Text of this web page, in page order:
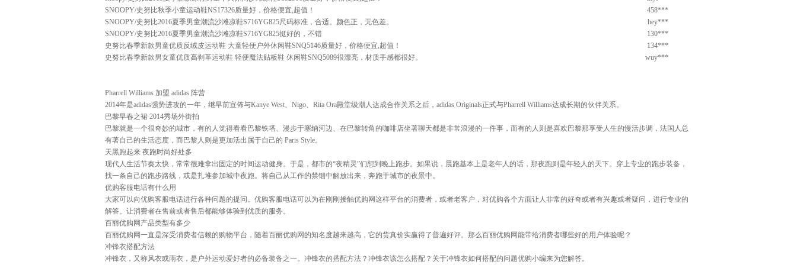
458***
SNOOPY/史努比秋季小童运动鞋NS17326质量好，价格便宜,超值！
hey***
SNOOPY/史努比2016夏季男童潮流沙滩凉鞋S716YG825尺码标准，合适。颜色正，无色差。
130***
SNOOPY/史努比2016夏季男童潮流沙滩凉鞋S716YG825挺好的，不错
134***
史努比春季新款男童优质反绒皮运动鞋 大童轻便户外休闲鞋SNQ5146质量好，价格便宜,超值！
wuy***
史努比春季新款男女童优质高剥革运动鞋 轻便魔法贴板鞋 休闲鞋SNQ5089很漂亮，材质手感都很好。
Pharrell Williams 加盟 adidas 阵营
2014年是adidas强势进攻的一年，继早前宣佈与Kanye West、Nigo、Rita Ora殿堂级潮人达成合作关系之后，adidas Originals正式与Pharrell Williams达成长期的伙伴关系。
巴黎早春之裙 2014秀场外街拍
巴黎就是一个很奇妙的城市，有的人觉得看看巴黎铁塔、漫步于塞纳河边、在巴黎转角的咖啡店坐著聊天都是非常浪漫的一件事，而有的人则是喜欢巴黎那享受人生的慢活步调，法国人总
有著自己的生活态度，而巴黎人则是更加活出属于自己的 Paris Style。
天黑跑起来 夜跑时尚好处多
现代人生活节奏太快，常常很难拿出固定的时间运动健身。于是，都市的“夜精灵”们想到晚上跑步。如果说，晨跑基本上是老年人的话，那夜跑则是年轻人的天下。穿上专业的跑步装备，
找一条自己的跑步路线，或是扎堆参加城中夜跑。将自己从工作的禁锢中解放出来，奔跑于城市的夜景中。
优购客服电话有什么用
大家可以向优购客服电话进行各种问题的提问。优购客服电话可以为在刚刚接触优购网这样平台的消费者，或者老客户，对优购各个方面让人非常的好奇或者有兴趣或者疑问，进行专业的
解答。让消费者在售前或者售后都能够体验到优质的服务。
百丽优购网产品类型有多少
百丽优购网一直是深受消费者信赖的购物平台，随着百丽优购网的知名度越来越高，它的货真价实赢得了普遍好评。那么百丽优购网能带给消费者哪些好的用户体验呢？
冲锋衣搭配方法
冲锋衣，又称风衣或雨衣，是户外运动爱好者的必备装备之一。冲锋衣的搭配方法？冲锋衣该怎么搭配？关于冲锋衣如何搭配的问题优购小编来为您解答。